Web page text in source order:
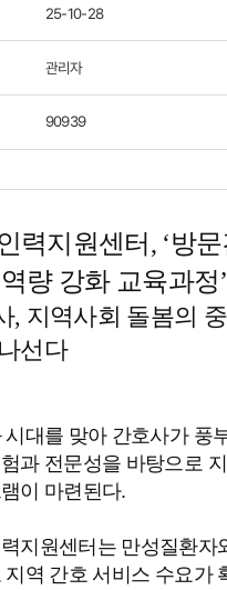
25-10-28
관리자
90939
력지원센터, ‘방
량 강화 교육과정
, 지역사회 돌봄의
선다
시대를 맞아 간호사가 풍
과 전문성을 바탕으로
이 마련된다.
지원센터는 만성질환자
지역 간호 서비스 수요가